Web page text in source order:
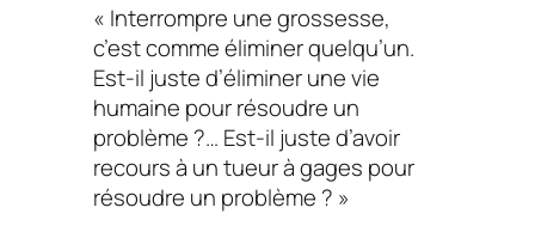
« Interrompre une grossesse,
c’est comme éliminer quelqu’un.
Est-il juste d’éliminer une vie
humaine pour résoudre un
problème ?… Est-il juste d’avoir
recours à un tueur à gages pour
résoudre un problème ? »